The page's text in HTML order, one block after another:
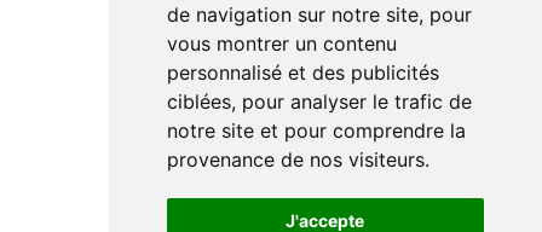
de navigation sur notre site, pour
vous montrer un contenu
personnalisé et des publicités
ciblées, pour analyser le trafic de
notre site et pour comprendre la
provenance de nos visiteurs.
J'accepte